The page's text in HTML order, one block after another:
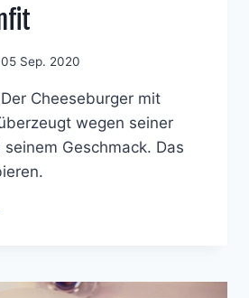
05 Sep. 2020
Cheeseburger mit
wegen seiner
Geschmack. Das